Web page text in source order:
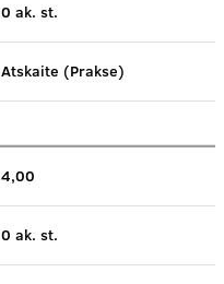
0 ak. st.
Atskaite (Prakse)
4,00
0 ak. st.